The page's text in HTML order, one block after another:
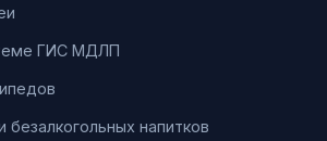
ГИС МДЛП
напитков